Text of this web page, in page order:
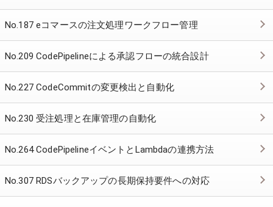
No.187 eコマースの注文処理ワークフロー管理
No.209 CodePipelineによる承認フローの統合設計
No.227 CodeCommitの変更検出と自動化
No.230 受注処理と在庫管理の自動化
No.264 CodePipelineイベントとLambdaの連携方法
No.307 RDSバックアップの長期保持要件への対応